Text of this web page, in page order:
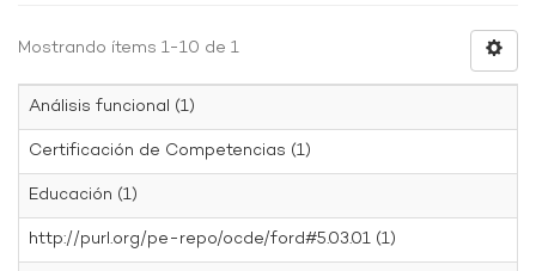
Mostrando ítems 1-10 de 1
Análisis funcional (1)
Certificación de Competencias (1)
Educación (1)
http://purl.org/pe-repo/ocde/ford#5.03.01 (1)